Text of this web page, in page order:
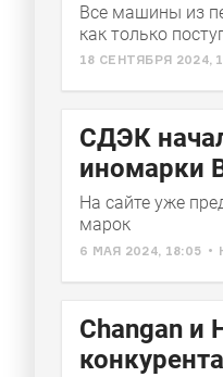
Все машины из
как только
18 СЕНТЯБРЯ 2024,
СДЭК
иномарки
На сайте уже
марок
6 МАЯ 2024, 18:05
Changan и